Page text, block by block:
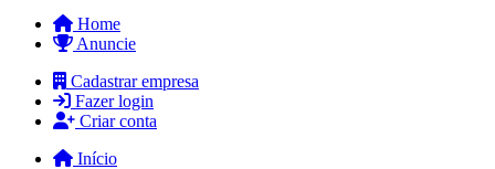
Home
Anuncie
Cadastrar empresa
Fazer login
Criar conta
Início